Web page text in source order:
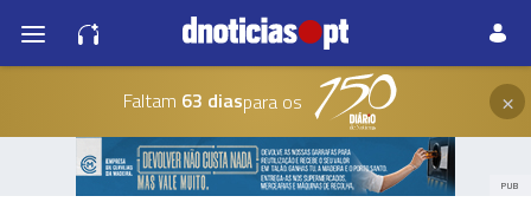
Faltam 63 diaspara os ×
PUB